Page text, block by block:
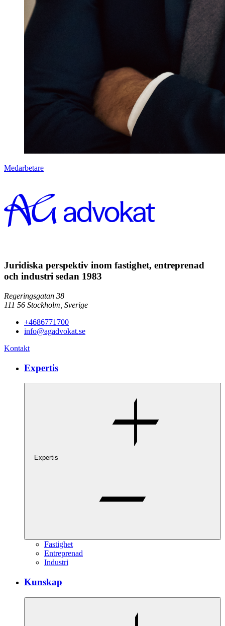
Medarbetare
Juridiska perspektiv inom fastighet, entreprenad
och industri sedan 1983
Regeringsgatan 38
111 56 Stockholm, Sverige
+4686771700
info@agadvokat.se
Kontakt
Expertis
Expertis
Fastighet
Entreprenad
Industri
Kunskap